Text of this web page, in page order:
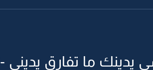
ما تفارق يديني -6